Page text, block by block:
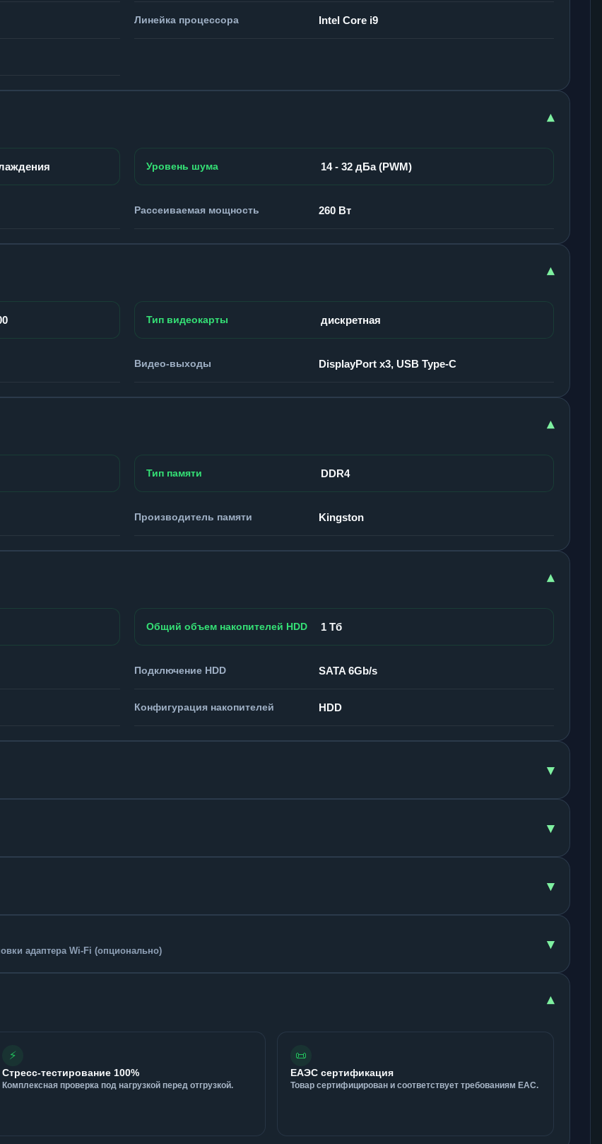
Линейка процессора Intel Core i9
▾
Уровень шума 14 - 32 дБа (PWM)
Рассеиваемая мощность 260 Вт
▾
Тип видеокарты дискретная
Видео-выходы DisplayPort x3, USB Type-C
▾
Тип памяти DDR4
Производитель памяти Kingston
▾
Общий объем накопителей HDD 1 Тб
Подключение HDD SATA 6Gb/s
Конфигурация накопителей HDD
▾
▾
▾
адаптера Wi-Fi (опционально) ▾
▾
⚡
Стресс-тестирование 100%
Комплексная проверка под нагрузкой перед отгрузкой.
📜
ЕАЭС сертификация
Товар сертифицирован и соответствует требованиям ЕАС.